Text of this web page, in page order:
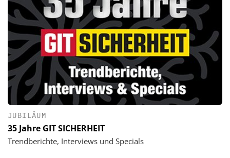
JUBILÄUM
35 Jahre GIT SICHERHEIT
Trendberichte, Interviews und Specials